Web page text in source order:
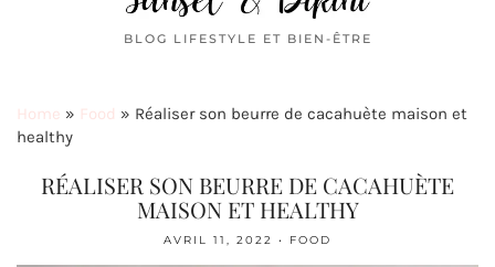
BLOG LIFESTYLE ET BIEN-ÊTRE
Home » Food » Réaliser son beurre de cacahuète maison et
healthy
RÉALISER SON BEURRE DE CACAHUÈTE
MAISON ET HEALTHY
AVRIL 11, 2022 FOOD